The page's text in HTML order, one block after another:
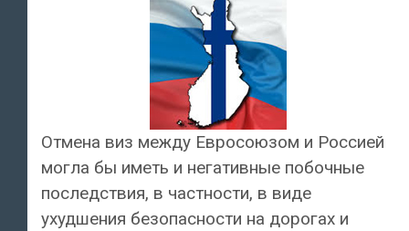
Отмена виз между Евросоюзом и Россией
могла бы иметь и негативные побочные
последствия, в частности, в виде
ухудшения безопасности на дорогах и